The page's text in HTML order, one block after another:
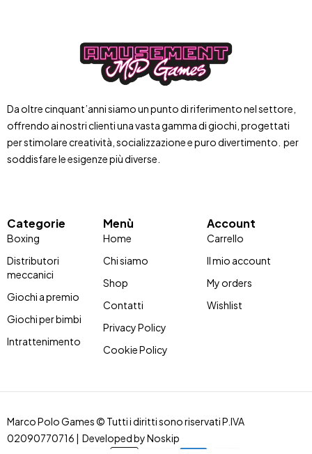
Da oltre cinquant’anni siamo un punto di riferimento nel settore,
offrendo ai nostri clienti una vasta gamma di giochi, progettati
per stimolare creatività, socializzazione e puro divertimento. per
soddisfare le esigenze più diverse.
Categorie
Boxing
Distributori
meccanici
Giochi a premio
Giochi per bimbi
Intrattenimento
Menù
Home
Chi siamo
Shop
Contatti
Privacy Policy
Cookie Policy
Account
Carrello
Il mio account
My orders
Wishlist
Marco Polo Games © Tutti i diritti sono riservati P.IVA
02090770716 | Developed byNoskip